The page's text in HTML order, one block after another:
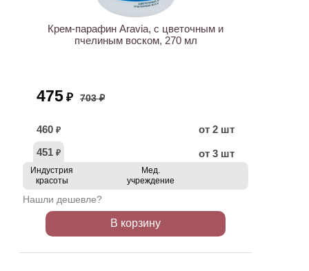
Крем-парафин Aravia, с цветочным и
пчелиным воском, 270 мл
475 ₽ 703 ₽
460 ₽
от 2 шт
451 ₽ от 3 шт
Индустрия
красоты
Мед.
учреждение
Нашли дешевле?
В корзину